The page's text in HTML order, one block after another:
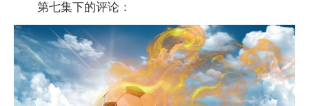
第七集下的评论：